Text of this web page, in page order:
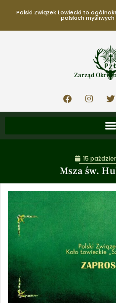
Polski Związek Łowiecki to
polskich myśliwych
Zarząd
Msza św.
15